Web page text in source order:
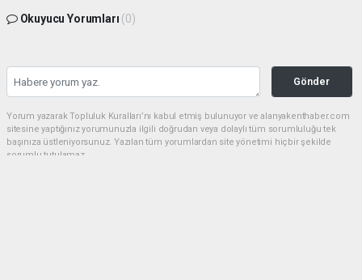
Okuyucu Yorumları (0)
Gönder
Yorum yazarak Topluluk Kuralları’nı kabul etmiş bulunuyor ve alanyakenthaber.com
sitesine yaptığınız yorumunuzla ilgili doğrudan veya dolaylı tüm sorumluluğu tek
başınıza üstleniyorsunuz. Yazılan tüm yorumlardan site yönetimi hiçbir şekilde
sorumlu tutulamaz.